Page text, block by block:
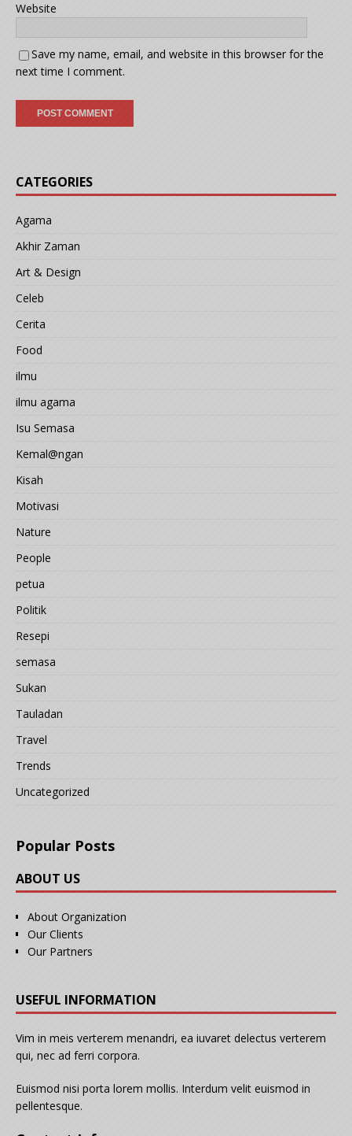
Website
Save my name, email, and website in this browser for the
next time I comment.
CATEGORIES
Agama
Akhir Zaman
Art & Design
Celeb
Cerita
Food
ilmu
ilmu agama
Isu Semasa
Kemal@ngan
Kisah
Motivasi
Nature
People
petua
Politik
Resepi
semasa
Sukan
Tauladan
Travel
Trends
Uncategorized
Popular Posts
ABOUT US
About Organization
Our Clients
Our Partners
USEFUL INFORMATION
Vim in meis verterem menandri, ea iuvaret delectus verterem
qui, nec ad ferri corpora.
Euismod nisi porta lorem mollis. Interdum velit euismod in
pellentesque.